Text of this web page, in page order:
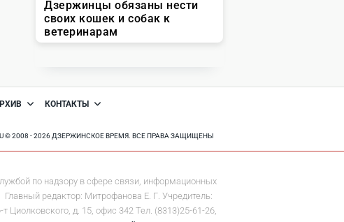
КОНТАКТЫ
© 2008 - 2026 ДЗЕРЖИНСКОЕ ВРЕМЯ. ВСЕ ПРАВА ЗАЩИЩЕНЫ
по надзору в сфере связи, информационных
редактор: Митрофанова Е. Г. Учредитель:
д. 15, офис 342 Тел. (8313)25-61-26,